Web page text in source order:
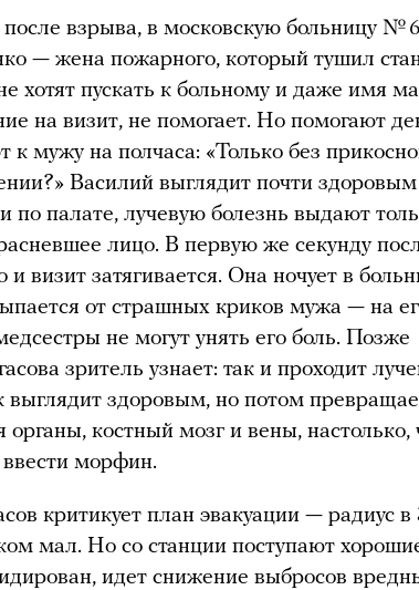
взрыва, в московскую больницу №
— жена пожарного, который тушил
хотят пускать к больному и даже имя
на визит, не помогает. Но помогают
к мужу на полчаса: «Только без
Василий выглядит почти
по палате, лучевую болезнь выдают
лицо. В первую же секунду
и визит затягивается. Она ночует в
от страшных криков мужа — на
не могут унять его боль. Позже
зритель узнает: так и проходит
выглядит здоровым, но потом
органы, костный мозг и вены, настолько,
морфин.
критикует план эвакуации — радиус в
мал. Но со станции поступают
идет снижение выбросов